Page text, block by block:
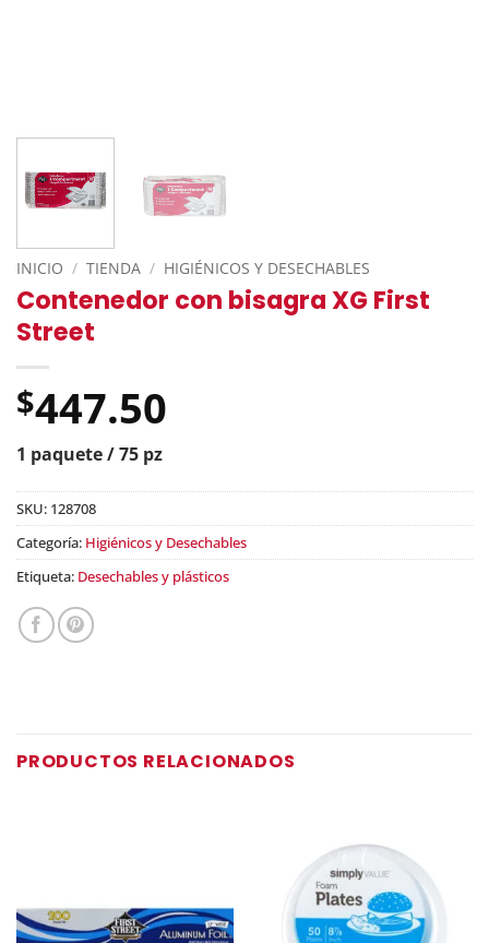
INICIO / TIENDA / HIGIÉNICOS Y DESECHABLES
Contenedor con bisagra XG First
Street
$447.50
1 paquete / 75 pz
SKU: 128708
Categoría: Higiénicos y Desechables
Etiqueta: Desechables y plásticos
PRODUCTOS RELACIONADOS